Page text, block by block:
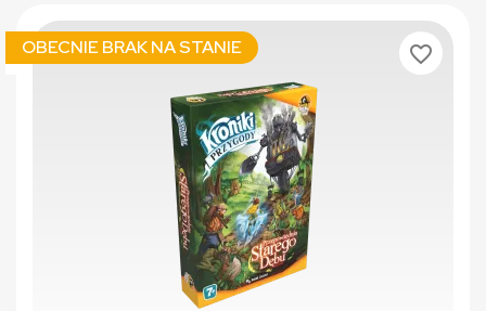
OBECNIE BRAK NA STANIE favorite_border